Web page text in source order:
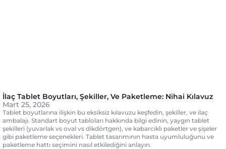
İlaç Tablet Boyutları, Şekiller, Ve Paketleme: Nihai Kılavuz
Mart 25, 2026
Tablet boyutlarına ilişkin bu eksiksiz kılavuzu keşfedin, şekiller, ve ilaç
ambalajı. Standart boyut tabloları hakkında bilgi edinin, yaygın tablet
şekilleri (yuvarlak vs oval vs dikdörtgen), ve kabarcıklı paketler ve şişeler
gibi paketleme seçenekleri. Tablet tasarımının hasta uyumluluğunu ve
paketleme hattı seçimini nasıl etkilediğini anlayın.